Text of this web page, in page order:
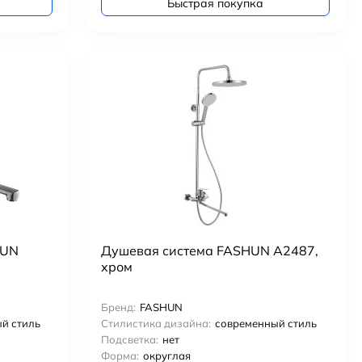
Быстрая покупка
стиль
Душевая система FASHUN A2487,
хром
Бренд: FASHUN
Стилистика дизайна: современный стиль
Подсветка: нет
Форма: округлая